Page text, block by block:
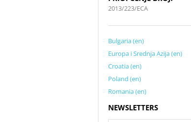
2013/223/ECA
Bulgaria (en)
Europa i Srednja Azija (en)
Croatia (en)
Poland (en)
Romania (en)
NEWSLETTERS